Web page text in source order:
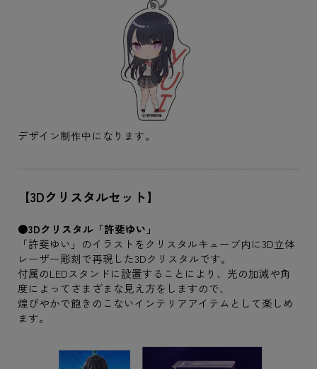
デザイン制作中になります。
【3Dクリスタルセット】
●3Dクリスタル「許斐ゆい」
「許斐ゆい」のイラストをクリスタルキューブ内に3D立体
レーザー彫刻で再現した3Dクリスタルです。
付属のLEDスタンドに設置することにより、光の加減や角
度によってさまざまな見え方をしますので、
煌びやかで飽きのこないインテリアアイテムとして楽しめ
ます。